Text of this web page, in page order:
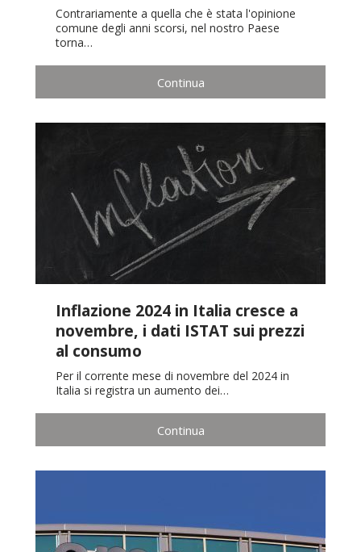
Contrariamente a quella che è stata l'opinione
comune degli anni scorsi, nel nostro Paese
torna…
Continua
Inflazione 2024 in Italia cresce a
novembre, i dati ISTAT sui prezzi
al consumo
Per il corrente mese di novembre del 2024 in
Italia si registra un aumento dei…
Continua